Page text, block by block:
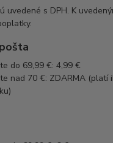
uvedené s DPH. K
do 69,99 €: 4,99 €
nad 70 €: ZDARMA (platí